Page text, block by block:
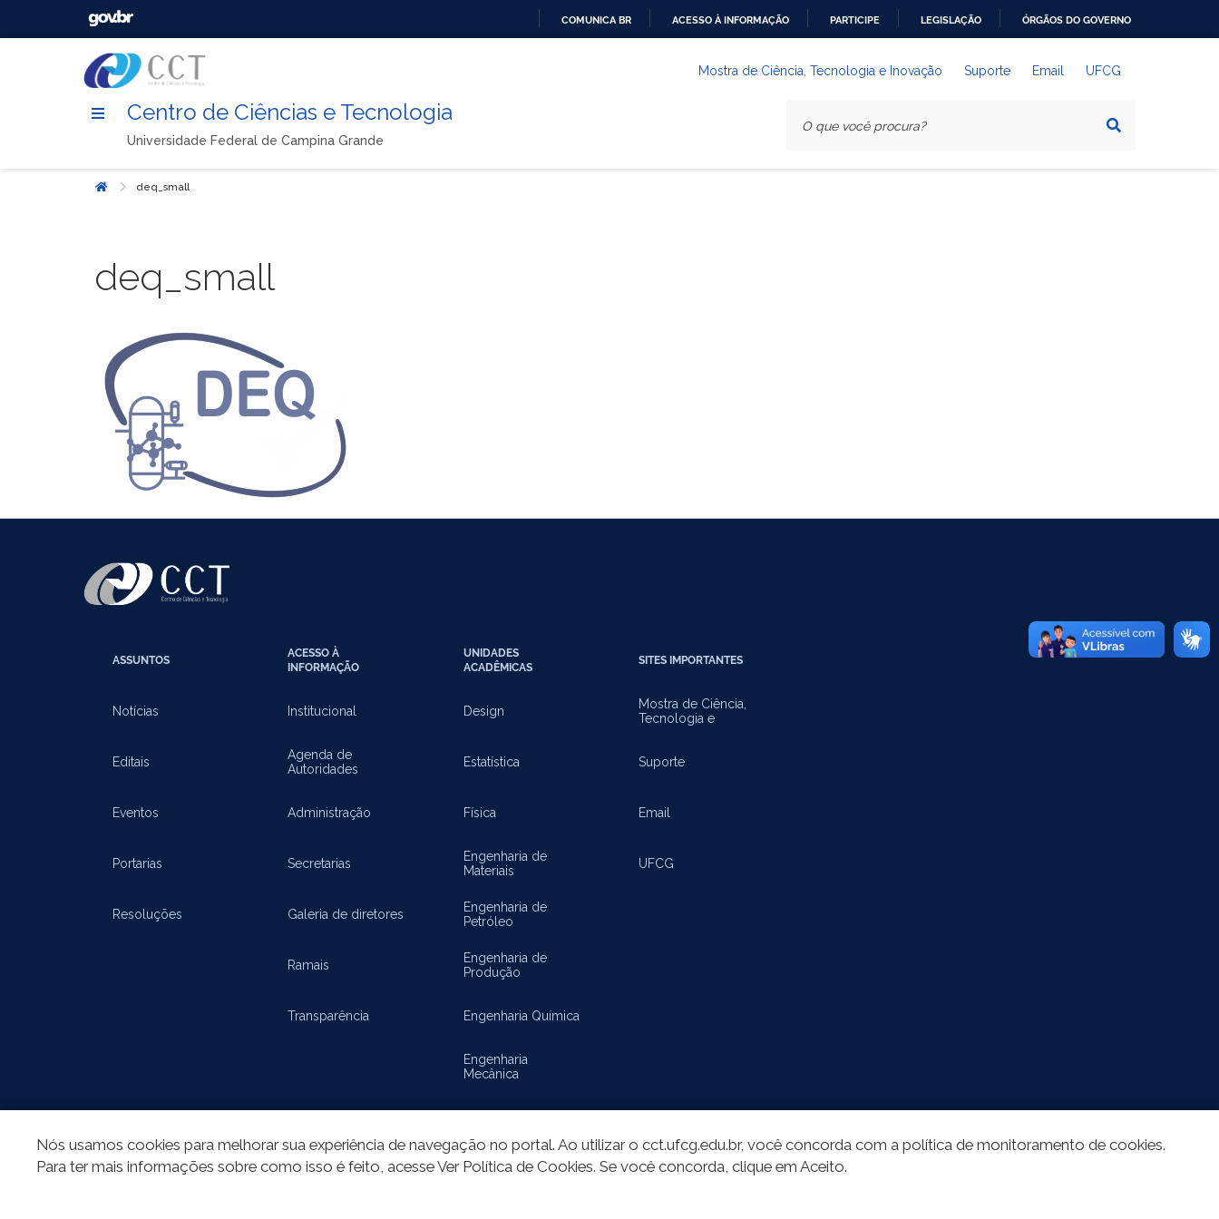
COMUNICA BR ACESSO À INFORMAÇÃO PARTICIPE LEGISLAÇÃO ÓRGÃOS DO GOVERNO
Mostra de Ciência, Tecnologia e Inovação Suporte Email UFCG
Centro de Ciências e Tecnologia
Universidade Federal de Campina Grande
Início deq_small
deq_small
ASSUNTOS
Notícias
Editais
Eventos
Portarias
Resoluções
ACESSO À
INFORMAÇÃO
Institucional
Agenda de
Autoridades
Administração
Secretarias
Galeria de diretores
Ramais
Transparência
UNIDADES
ACADÊMICAS
Design
Estatística
Física
Engenharia de
Materiais
Engenharia de
Petróleo
Engenharia de
Produção
Engenharia Química
Engenharia
Mecânica
SITES IMPORTANTES
Mostra de Ciência,
Tecnologia e
Suporte
Email
UFCG
Nós usamos cookies para melhorar sua experiência de navegação no portal. Ao utilizar o cct.ufcg.edu.br, você concorda com a política de monitoramento de cookies.
Para ter mais informações sobre como isso é feito, acesse Ver Política de Cookies. Se você concorda, clique em Aceito.